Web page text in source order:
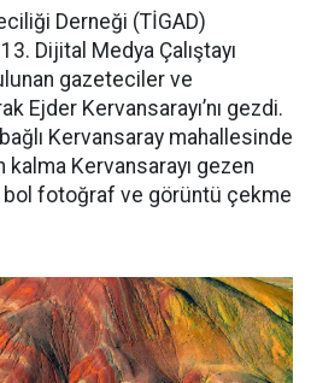
Derneği (TİGAD)
Dijital Medya Çalıştayı
gazeteciler ve
Ejder Kervansarayı’nı gezdi.
Kervansaray mahallesinde
Kervansarayı gezen
fotoğraf ve görüntü çekme